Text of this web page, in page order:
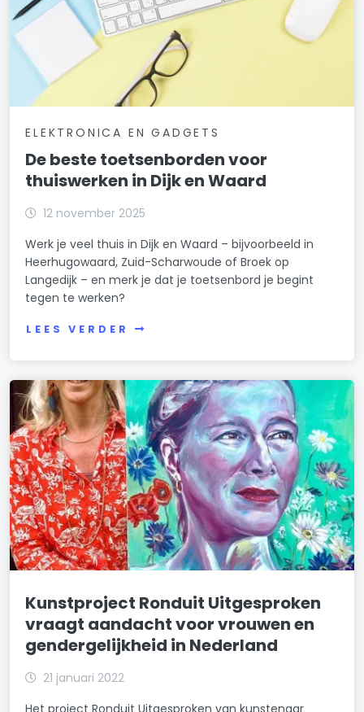
ELEKTRONICA EN GADGETS
De beste toetsenborden voor
thuiswerken in Dijk en Waard
12 november 2025
Werk je veel thuis in Dijk en Waard – bijvoorbeeld in
Heerhugowaard, Zuid-Scharwoude of Broek op
Langedijk – en merk je dat je toetsenbord je begint
tegen te werken?
LEES VERDER
Kunstproject Ronduit Uitgesproken
vraagt aandacht voor vrouwen en
gendergelijkheid in Nederland
21 januari 2022
Het project Ronduit Uitgesproken van kunstenaar